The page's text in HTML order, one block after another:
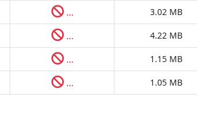
... 3.02 MB
... 4.22 MB
... 1.15 MB
... 1.05 MB